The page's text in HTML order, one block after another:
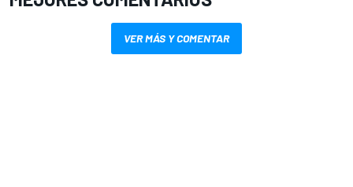
VER MÁS Y COMENTAR